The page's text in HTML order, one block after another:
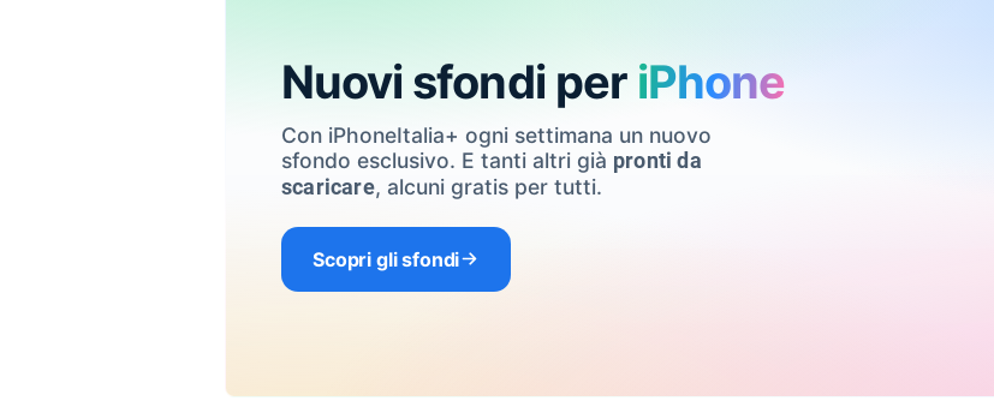
Nuovi sfondi per iPhone
Con iPhoneItalia+ ogni settimana un nuovo
sfondo esclusivo. E tanti altri già pronti da
scaricare, alcuni gratis per tutti.
Scopri gli sfondi